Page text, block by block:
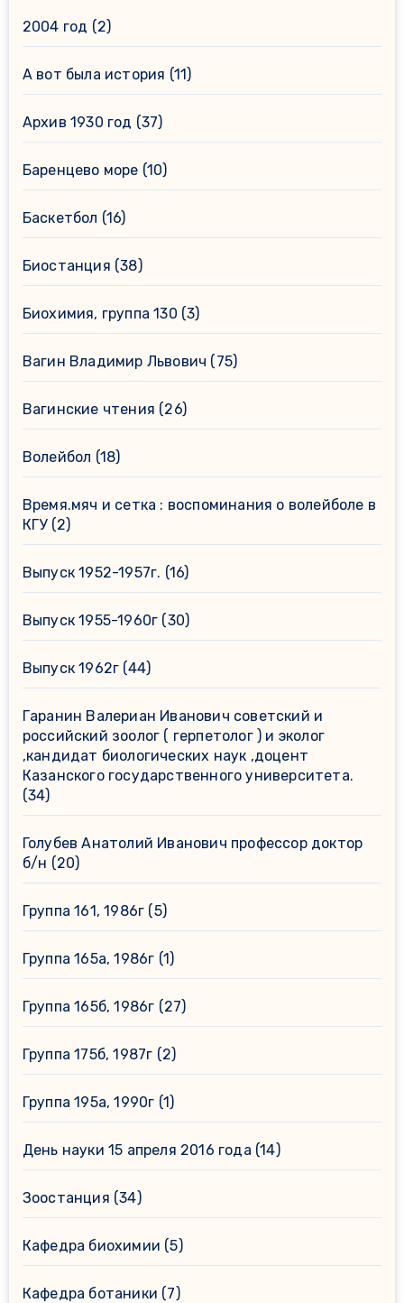
2004 год (2)
А вот была история (11)
Архив 1930 год (37)
Баренцево море (10)
Баскетбол (16)
Биостанция (38)
Биохимия, группа 130 (3)
Вагин Владимир Львович (75)
Вагинские чтения (26)
Волейбол (18)
Время.мяч и сетка : воспоминания о волейболе в
КГУ(2)
Выпуск 1952-1957г. (16)
Выпуск 1955-1960г (30)
Выпуск 1962г (44)
Гаранин Валериан Иванович советский и
российский зоолог ( герпетолог ) и эколог
,кандидат биологических наук ,доцент
Казанского государственного университета.
(34)
Голубев Анатолий Иванович профессор доктор
б/н (20)
Группа 161, 1986г (5)
Группа 165а, 1986г (1)
Группа 165б, 1986г (27)
Группа 175б, 1987г (2)
Группа 195а, 1990г (1)
День науки 15 апреля 2016 года (14)
Зоостанция (34)
Кафедра биохимии (5)
Кафедра ботаники (7)